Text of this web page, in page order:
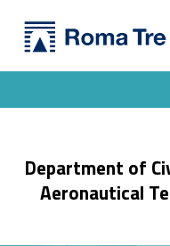
Canale: Dipartimento di Scienze - LM - Farmacia - Dipartimento di Ingegneria Civile, Informatica e delle Tecnologie Aeronautiche
Department of
Aeronautical
Header info sidebar